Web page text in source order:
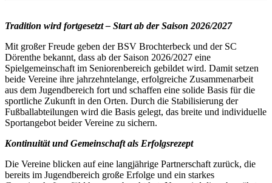
Tradition wird fortgesetzt – Start ab der Saison 2026/2027
Mit großer Freude geben der BSV Brochterbeck und der SC
Dörenthe bekannt, dass ab der Saison 2026/2027 eine
Spielgemeinschaft im Seniorenbereich gebildet wird. Damit setzen
beide Vereine ihre jahrzehntelange, erfolgreiche Zusammenarbeit
aus dem Jugendbereich fort und schaffen eine solide Basis für die
sportliche Zukunft in den Orten. Durch die Stabilisierung der
Fußballabteilungen wird die Basis gelegt, das breite und individuelle
Sportangebot beider Vereine zu sichern.
Kontinuität und Gemeinschaft als Erfolgsrezept
Die Vereine blicken auf eine langjährige Partnerschaft zurück, die
bereits im Jugendbereich große Erfolge und ein starkes